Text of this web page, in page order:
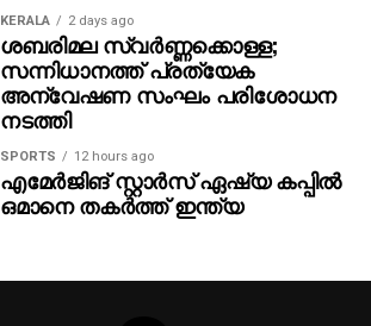
KERALA 2 days ago
ശബരിമല സ്വര്‍ണ്ണക്കൊള്ള;
സന്നിധാനത്ത് പ്രത്യേക
അന്വേഷണ സംഘം പരിശോധന
നടത്തി
SPORTS 12 hours ago
എമേര്‍ജിങ് സ്റ്റാര്‍സ് ഏഷ്യ കപ്പില്‍
ഒമാനെ തകര്‍ത്ത് ഇന്ത്യ